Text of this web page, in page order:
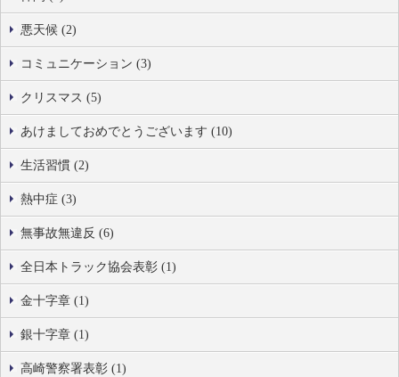
悪天候 (2)
コミュニケーション (3)
クリスマス (5)
あけましておめでとうございます (10)
生活習慣 (2)
熱中症 (3)
無事故無違反 (6)
全日本トラック協会表彰 (1)
金十字章 (1)
銀十字章 (1)
高崎警察署表彰 (1)